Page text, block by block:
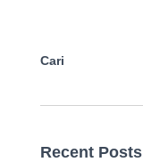
Cari
Recent Posts